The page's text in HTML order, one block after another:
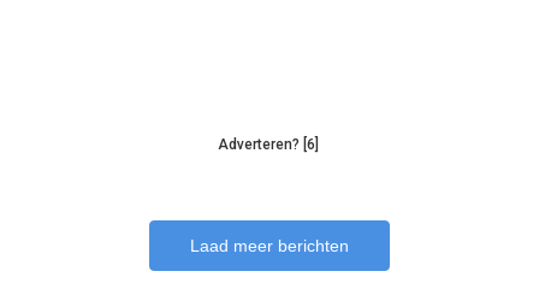
Adverteren? [6]
Laad meer berichten